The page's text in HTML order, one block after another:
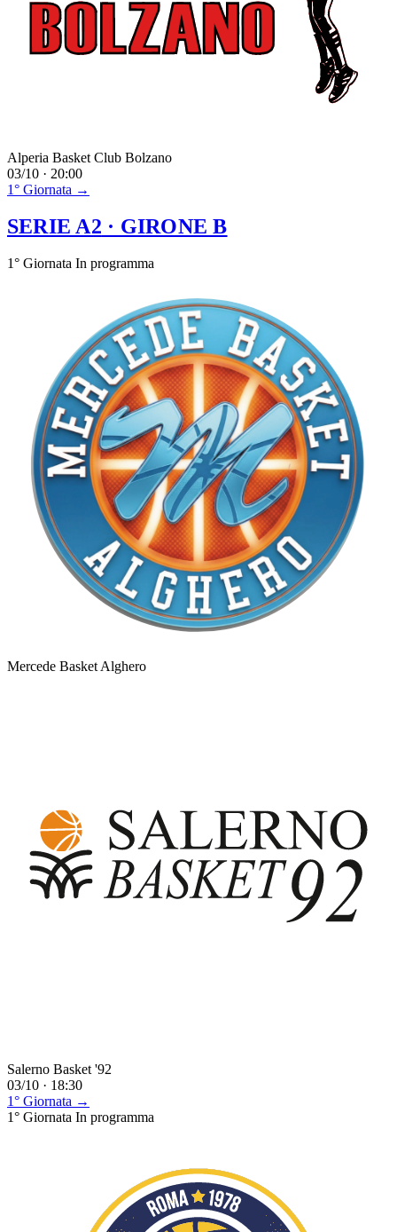
Alperia Basket Club Bolzano
03/10 · 20:00
1° Giornata →
SERIE A2 · GIRONE B
1° Giornata In programma
Mercede Basket Alghero
Salerno Basket '92
03/10 · 18:30
1° Giornata →
1° Giornata In programma